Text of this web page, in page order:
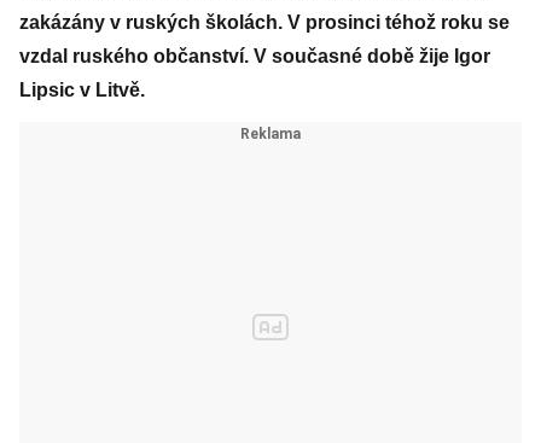
zakázány v ruských školách. V prosinci téhož roku se
vzdal ruského občanství. V současné době žije Igor
Lipsic v Litvě.